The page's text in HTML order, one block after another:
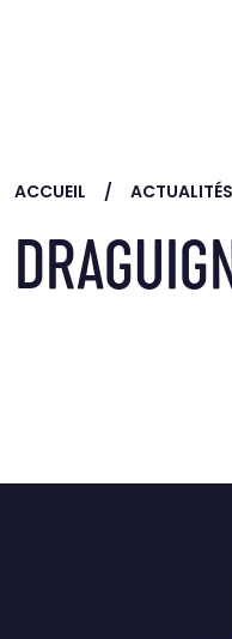
ACCUEIL ACTUALITÉS